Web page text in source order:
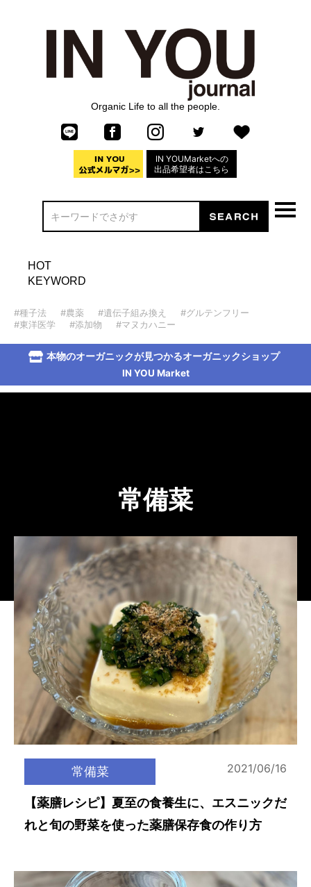
Organic Life to all the people.
IN YOUMarketへの
出品希望者はこちら
HOT
KEYWORD
#種子法 #農薬 #遺伝子組み換え
#グルテンフリー
#東洋医学
#添加物 #マヌカハニー
本物のオーガニックが見つかるオーガニックショップ
IN YOU Market
常備菜
常備菜 2021/06/16
【薬膳レシピ】夏至の食養生に、エスニックだ
れと旬の野菜を使った薬膳保存食の作り方